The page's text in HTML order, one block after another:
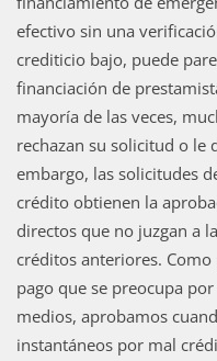
efectivo sin una
crediticio bajo, puede
financiación de
mayoría de las veces,
rechazan su solicitud o le
embargo, las solicitudes
crédito obtienen la
directos que no juzgan a
créditos anteriores.
pago que se preocupa
medios, aprobamos
instantáneos por mal